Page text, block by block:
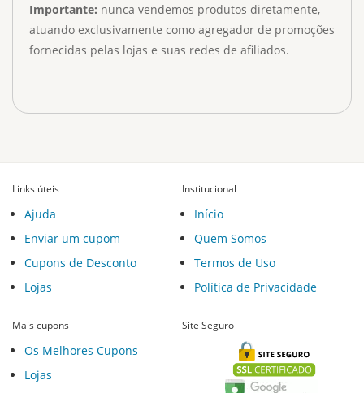
Importante: nunca vendemos produtos diretamente,
atuando exclusivamente como agregador de promoções
fornecidas pelas lojas e suas redes de afiliados.
Links úteis
Ajuda
Enviar um cupom
Cupons de Desconto
Lojas
Institucional
Início
Quem Somos
Termos de Uso
Política de Privacidade
Mais cupons
Os Melhores Cupons
Lojas
Site Seguro